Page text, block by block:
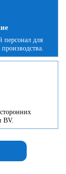
персонал для
BV.